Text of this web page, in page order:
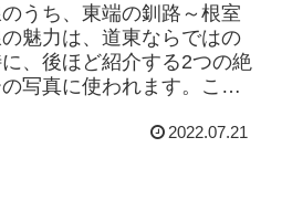
うち、東端の釧路～根室
魅力は、道東ならではの
、後ほど紹介する2つの絶
写真に使われます。この
2022.07.21